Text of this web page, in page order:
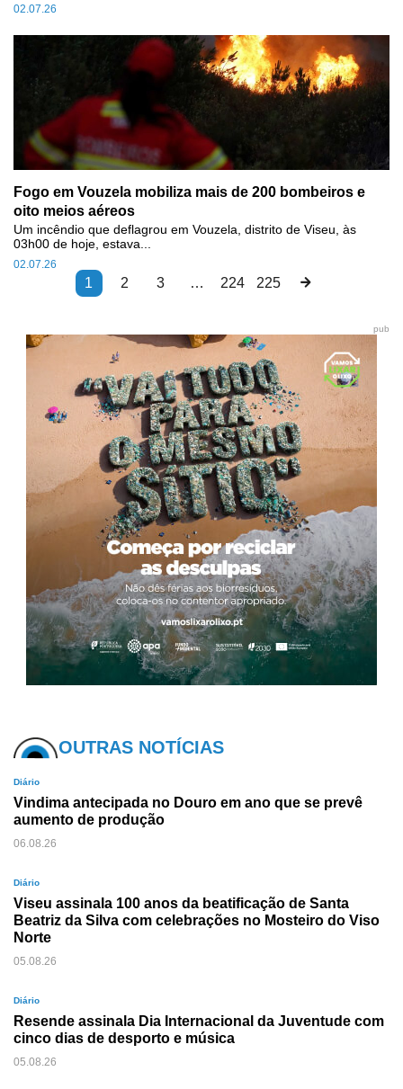
02.07.26
Fogo em Vouzela mobiliza mais de 200 bombeiros e
oito meios aéreos
02.07.26
Um incêndio que deflagrou em Vouzela, distrito de Viseu, às
03h00 de hoje, estava...
1 2 3 … 224 225
pub
OUTRAS NOTÍCIAS
Diário
Vindima antecipada no Douro em ano que se prevê
aumento de produção
06.08.26
Diário
Viseu assinala 100 anos da beatificação de Santa
Beatriz da Silva com celebrações no Mosteiro do Viso
Norte
05.08.26
Diário
Resende assinala Dia Internacional da Juventude com
cinco dias de desporto e música
05.08.26